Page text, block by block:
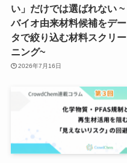
い」だけでは選ばれない ~
バイオ由来材料候補をデー
タで絞り込む材料スクリー
ニング~
2026年7月16日